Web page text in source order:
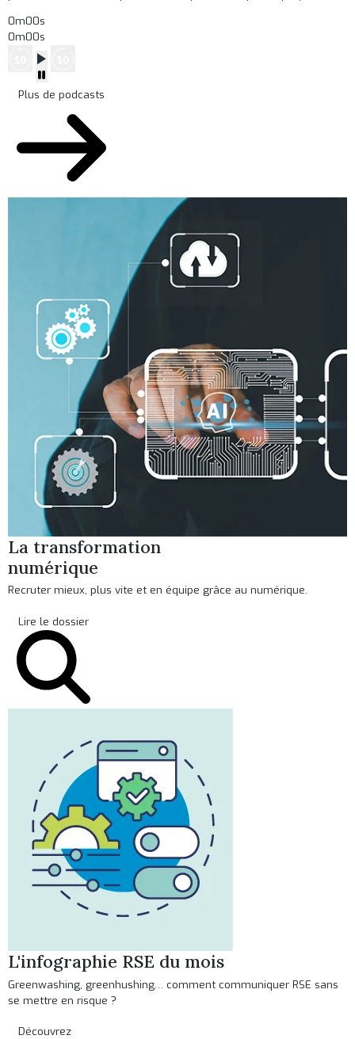
0m00s
0m00s
Plus de podcasts
La transformation
numérique
Recruter mieux, plus vite et en équipe grâce au numérique.
Lire le dossier
L'infographie RSE du mois
Greenwashing, greenhushing… comment communiquer RSE sans
se mettre en risque ?
Découvrez